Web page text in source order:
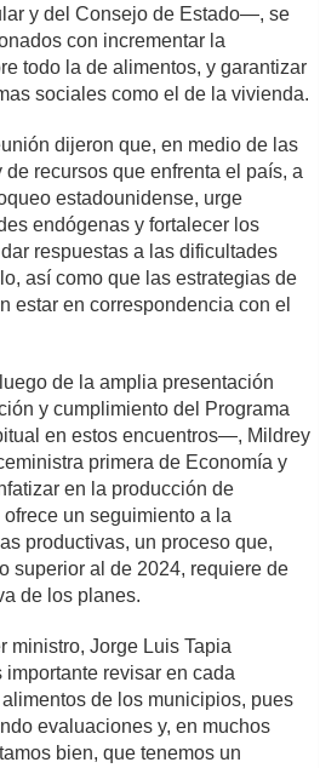
y del Consejo de Estado—, se
con incrementar la
todo la de alimentos, y garantizar
sociales como el de la vivienda.
dijeron que, en medio de las
de recursos que enfrenta el país, a
estadounidense, urge
endógenas y fortalecer los
respuestas a las dificultades
así como que las estrategias de
estar en correspondencia con el
de la amplia presentación
y cumplimiento del Programa
en estos encuentros—, Mildrey
primera de Economía y
en la producción de
un seguimiento a la
productivas, un proceso que,
superior al de 2024, requiere de
de los planes.
ministro, Jorge Luis Tapia
revisar en cada
de los municipios, pues
evaluaciones y, en muchos
bien, que tenemos un